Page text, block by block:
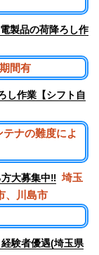
製品の荷降ろし作
間有
し作業【シフト自
テナの難度によ
大募集中‼︎ 埼玉
、川島市
験者優遇(埼玉県